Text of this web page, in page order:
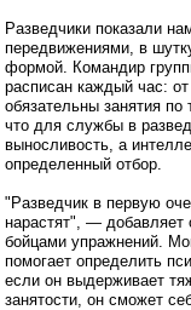
Разведчики показали
передвижениями, в
формой. Командир
расписан каждый час: от
обязательны занятия по
что для службы в
выносливость, а
определенный отбор.
"Разведчик в первую
нарастят", — добавляет
бойцами упражнений.
помогает определить
если он выдерживает
занятости, он сможет